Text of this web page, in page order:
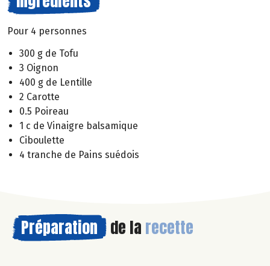
Pour 4 personnes
300 g de Tofu
3 Oignon
400 g de Lentille
2 Carotte
0.5 Poireau
1 c de Vinaigre balsamique
Ciboulette
4 tranche de Pains suédois
Préparation de la recette